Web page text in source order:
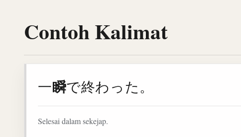
Contoh Kalimat
一瞬で終わった。
Selesai dalam sekejap.